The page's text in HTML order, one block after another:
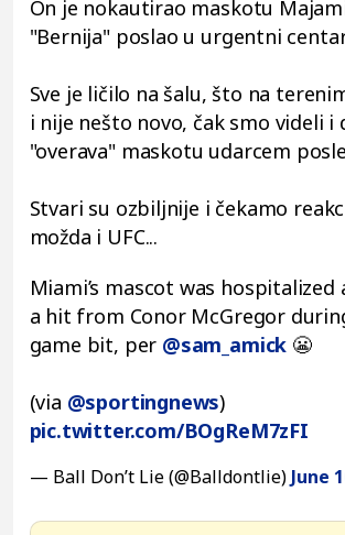
On je nokautirao maskotu
"Bernija" poslao u urgentni
Sve je ličilo na šalu, što na
i nije nešto novo, čak smo videli i
"overava" maskotu udarcem
Stvari su ozbiljnije i čekamo
možda i UFC...
Miami’s mascot was
a hit from Conor McGregor
game bit, per @sam_amick 😬
(via @sportingnews)
pic.twitter.com/BOgReM7zFI
— Ball Don’t Lie (@Balldontlie) June